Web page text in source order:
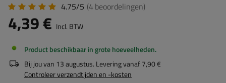
4.75/5 (4 beoordelingen)
4,39 € Incl. BTW
Product beschikbaar in grote hoeveelheden
Bij jou van 13 augustus. Levering vanaf7,90 €
Controleer verzendtijden en -kosten